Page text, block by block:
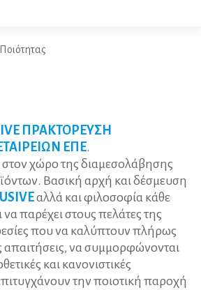
ΠΡΑΚΤΟΡΕΥΣΗ
ΕΠΕ.
στον χώρο της διαμεσολάβησης
Βασική αρχή και δέσμευση
αλλά και φιλοσοφία κάθε
να παρέχει στους πελάτες της
που να καλύπτουν πλήρως
απαιτήσεις, να συμμορφώνονται
και κανονιστικές
την ποιοτική παροχή
χρήστη;/
σας;